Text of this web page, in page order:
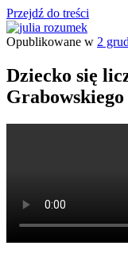
Przejdź do treści
Opublikowane w 2
Dziecko się
Grabowskiego